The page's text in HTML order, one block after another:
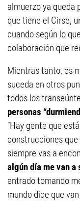
almuerzo ya queda
que tiene el Cirse,
cuando según lo
colaboración que
Mientras tanto, es
suceda en otros
todos los
personas
“Hay gente que
construcciones
siempre vas a
algún día me van a
entrado tomando
mundo dice que